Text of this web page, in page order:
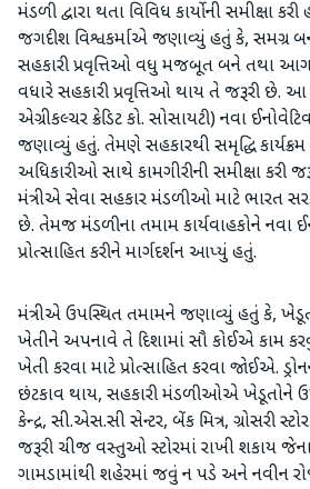
મંડળી દ્વારા થતા વિવિધ કાર્યોની સમીક્ષા
જગદીશ વિશ્વકર્માએ જણાવ્યું હતું કે, સમગ્ર
સહકારી પ્રવૃત્તિઓ વધુ મજબૂત બને તથા
વધારે સહકારી પ્રવૃત્તિઓ થાય તે જરૂરી છે. આ
એગ્રીકલ્ચર ક્રેડિટ કો. સોસાયટી) નવા
જણાવ્યું હતું. તેમણે સહકારથી સમૃદ્ધિ
અધિકારીઓ સાથે કામગીરીની સમીક્ષા કરી
મંત્રીએ સેવા સહકાર મંડળીઓ માટે ભારત
છે. તેમજ મંડળીના તમામ કાર્યવાહકોને નવા
પ્રોત્સાહિત કરીને માર્ગદર્શન આપ્યું હતું.
મંત્રીએ ઉપસ્થિત તમામને જણાવ્યું હતું કે,
ખેતીને અપનાવે તે દિશામાં સૌ કોઈએ કામ
ખેતી કરવા માટે પ્રોત્સાહિત કરવા જોઈએ.
છંટકાવ થાય, સહકારી મંડળીઓએ ખેડૂતોને
કેન્દ્ર, સી.એસ.સી સેન્ટર, બેંક મિત્ર, ગ્રોસરી
જરૂરી ચીજ વસ્તુઓ સ્ટોરમાં રાખી શકાય
ગામડામાંથી શહેરમાં જવું ન પડે અને નવીન